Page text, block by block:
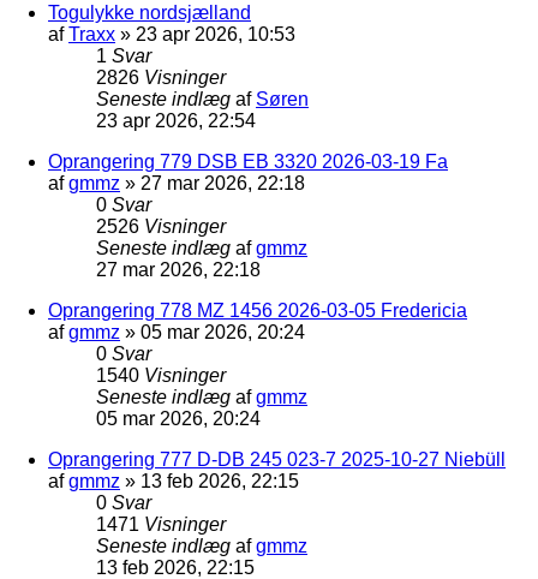
Togulykke nordsjælland
afTraxx » 23 apr 2026, 10:53
1 Svar
2826 Visninger
Seneste indlæg af Søren
23 apr 2026, 22:54
Oprangering 779 DSB EB 3320 2026-03-19 Fa
afgmmz » 27 mar 2026, 22:18
0 Svar
2526 Visninger
Seneste indlæg afgmmz
27 mar 2026, 22:18
Oprangering 778 MZ 1456 2026-03-05 Fredericia
afgmmz » 05 mar 2026, 20:24
0 Svar
1540 Visninger
Seneste indlæg afgmmz
05 mar 2026, 20:24
Oprangering 777 D-DB 245 023-7 2025-10-27 Niebüll
afgmmz » 13 feb 2026, 22:15
0 Svar
1471 Visninger
Seneste indlæg afgmmz
13 feb 2026, 22:15